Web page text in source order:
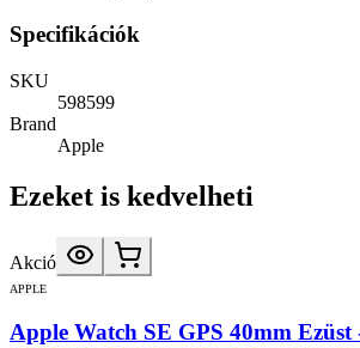
Specifikációk
SKU
598599
Brand
Apple
Ezeket is kedvelheti
Akció
APPLE
Apple Watch SE GPS 40mm Ezüst